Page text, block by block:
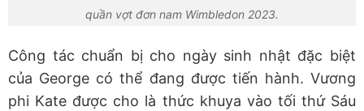
quần vợt đơn nam Wimbledon 2023.
Công tác chuẩn bị cho ngày sinh nhật đặc biệt
của George có thể đang được tiến hành. Vương
phi Kate được cho là thức khuya vào tối thứ Sáu